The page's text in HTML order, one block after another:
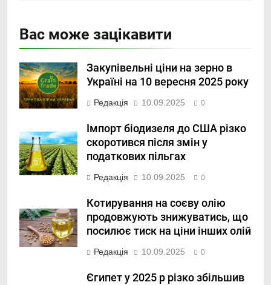
Вас може зацікавити
Закупівельні ціни на зерно в
Україні на 10 вересня 2025 року
Редакція 10.09.2025 0
Імпорт біодизеля до США різко
скоротився після змін у
податкових пільгах
Редакція 10.09.2025 0
Котирування на соєву олію
продовжують знижуватись, що
посилює тиск на ціни інших олій
Редакція 10.09.2025 0
Єгипет у 2025 р різко збільшив